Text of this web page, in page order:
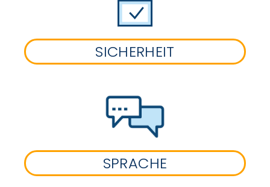
SICHERHEIT
SPRACHE